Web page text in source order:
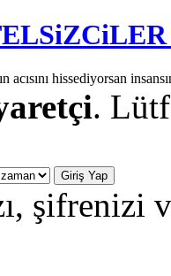
acısını hissediyorsan
.